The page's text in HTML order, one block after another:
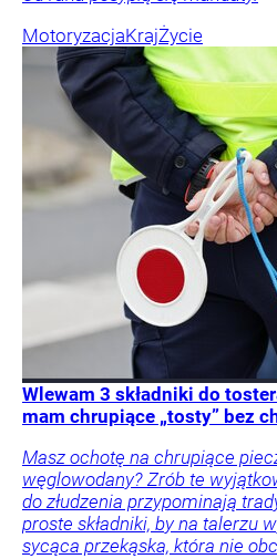
MotoryzacjaKrajŻycie
Wlewam 3 składniki do
mam chrupiące „tosty” bez
Masz ochotę na chrupiące
węglowodany? Zrób te
do złudzenia przypominają
proste składniki, by na talerzu
sycąca przekąska, która nie